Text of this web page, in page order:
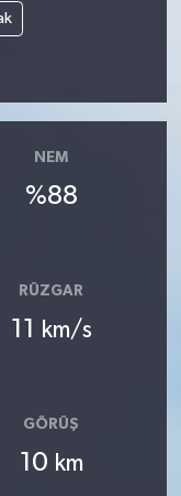
NEM
%88
RÜZGAR
11 km/s
GÖRÜŞ
10 km